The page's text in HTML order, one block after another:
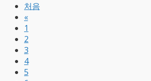
처음
«
1
2
3
4
5